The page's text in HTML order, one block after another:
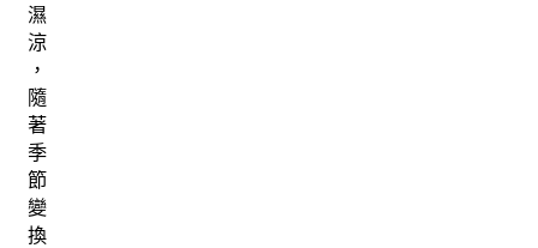
濕
涼
，
隨
著
季
節
變
換